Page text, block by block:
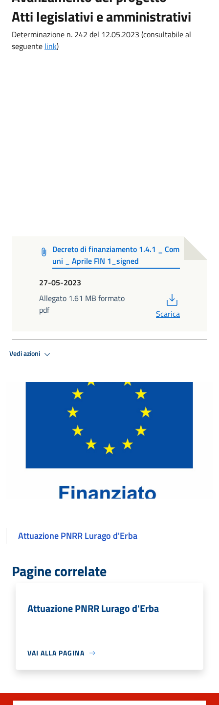
Atti legislativi e amministrativi
Determinazione n. 242 del 12.05.2023 (consultabile al
seguente link)
Decreto di finanziamento 1.4.1 _ Com
uni _ Aprile FIN 1_signed
27-05-2023
Allegato 1.61 MB formato
pdf
Scarica
Vedi azioni
Attuazione PNRR Lurago d'Erba
Pagine correlate
Attuazione PNRR Lurago d'Erba
VAI ALLA PAGINA